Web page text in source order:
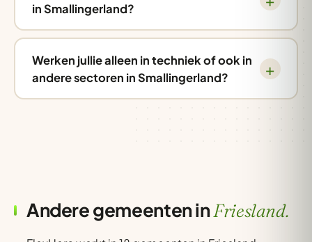
in Smallingerland?
Werken jullie alleen in techniek of ook in
andere sectoren in Smallingerland?
Andere gemeenten inFriesland.